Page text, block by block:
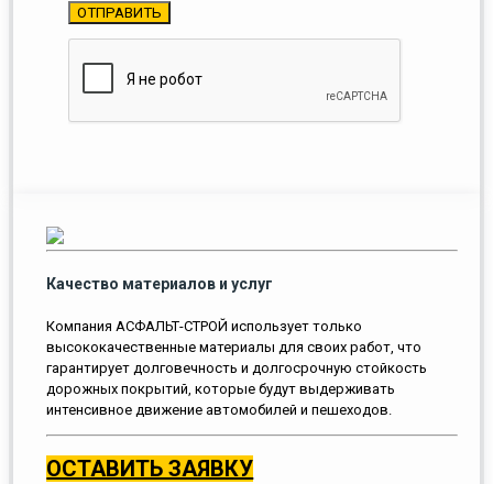
Качество материалов и услуг
Компания АСФАЛЬТ-СТРОЙ использует только
высококачественные материалы для своих работ, что
гарантирует долговечность и долгосрочную стойкость
дорожных покрытий, которые будут выдерживать
интенсивное движение автомобилей и пешеходов.
ОСТАВИТЬ ЗАЯВКУ